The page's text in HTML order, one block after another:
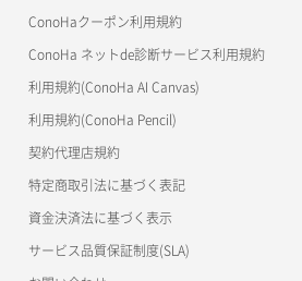
ネットワーク削除（ローカルネットワーク用）
ネットワーク詳細取得
ポート一覧取得
ポート作成（ローカルネットワーク用）
ポート作成（追加IP用）
ポート削除
リスナー作成
リスナー削除
リスナー更新
リスナー詳細取得
ロードバランサー一覧取得
ロードバランサー削除
ラージオブジェクトアップロード(DLO)
一時的Web公開
Terraform
s3cmd
公開API(ConoHa VPS Ver.2.0)
ConoHaクーポン利用規約
ConoHa ネットde診断サービス利用規約
利用規約(ConoHa AI Canvas)
利用規約(ConoHa Pencil)
契約代理店規約
特定商取引法に基づく表記
資金決済法に基づく表示
サービス品質保証制度(SLA)